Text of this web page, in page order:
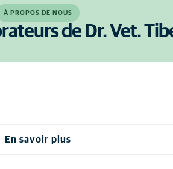
À PROPOS DE NOUS
de Dr. Vet.
En savoir plus